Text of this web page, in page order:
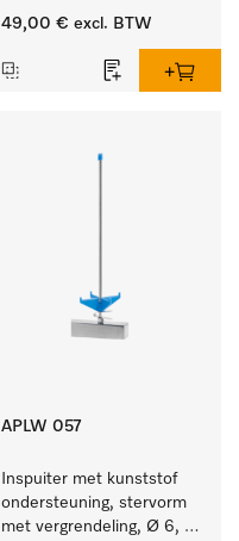
ster, Ø 6, lengte 115 mm.
49,00 € excl. BTW
APLW 057
Inspuiter met kunststof
ondersteuning, stervorm
met vergrendeling, Ø 6,